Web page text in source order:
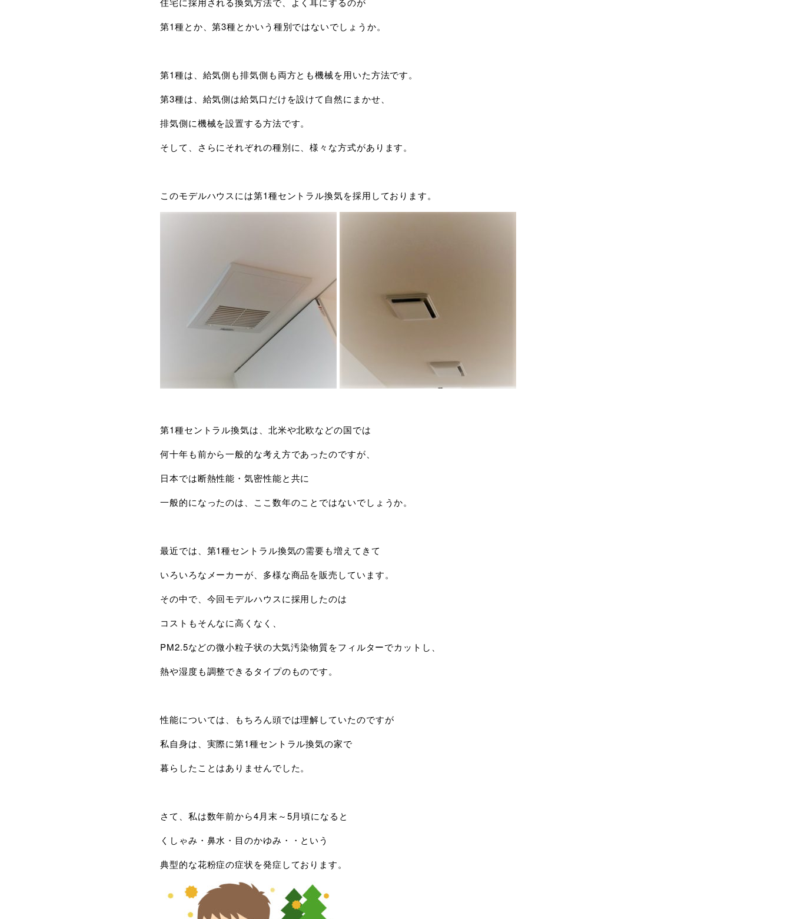
第1種とか、第3種とかいう種別ではないでしょうか。
第1種は、給気側も排気側も両方とも機械を用いた方法です。
第3種は、給気側は給気口だけを設けて自然にまかせ、
排気側に機械を設置する方法です。
そして、さらにそれぞれの種別に、様々な方式があります。
このモデルハウスには第1種セントラル換気を採用しております。
第1種セントラル換気は、北米や北欧などの国では
何十年も前から一般的な考え方であったのですが、
日本では断熱性能・気密性能と共に
一般的になったのは、ここ数年のことではないでしょうか。
最近では、第1種セントラル換気の需要も増えてきて
いろいろなメーカーが、多様な商品を販売しています。
その中で、今回モデルハウスに採用したのは
コストもそんなに高くなく、
PM2.5などの微小粒子状の大気汚染物質をフィルターでカットし、
熱や湿度も調整できるタイプのものです。
性能については、もちろん頭では理解していたのですが
私自身は、実際に第1種セントラル換気の家で
暮らしたことはありませんでした。
さて、私は数年前から4月末～5月頃になると
くしゃみ・鼻水・目のかゆみ・・という
典型的な花粉症の症状を発症しております。